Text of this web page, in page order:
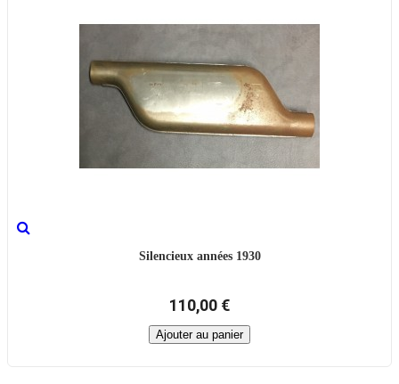
Silencieux années 1930
110,00 €
Ajouter au panier